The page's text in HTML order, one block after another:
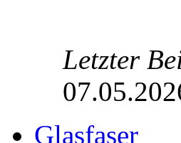
Letzter
Glasfaser